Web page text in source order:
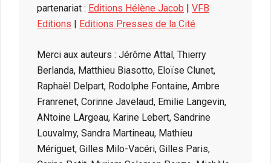
partenariat : Editions Hélène Jacob
VFB
Editions
Editions Presses de la Cité
Merci aux auteurs : Jérôme Attal, Thierry
Berlanda, Matthieu Biasotto, Eloïse Clunet,
Raphaël Delpart, Rodolphe Fontaine, Ambre
Franrenet, Corinne Javelaud, Emilie Langevin,
ANtoine LArgeau, Karine Lebert, Sandrine
Louvalmy, Sandra Martineau, Mathieu
Mériguet, Gilles Milo-Vacéri, Gilles Paris,